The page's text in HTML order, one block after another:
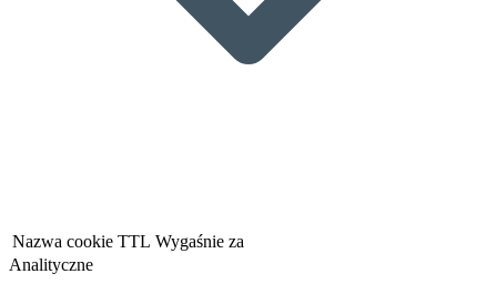
Nazwa cookie TTL Wygaśnie za
Analityczne